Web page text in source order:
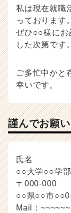
私は現在就職
っております。
ぜひ○○様にお
した次第です。
ご多忙中かと
幸いです。
謹んでお願
氏名
○○大学○○学
〒000-000
○○県○○市
Mail：